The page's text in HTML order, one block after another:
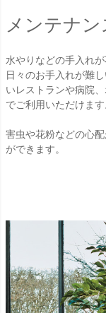
メンテナ
水やりなどの手入れ
日々のお手入れが難
いレストランや病院
でご利用いただけます
害虫や花粉などの心
ができます。